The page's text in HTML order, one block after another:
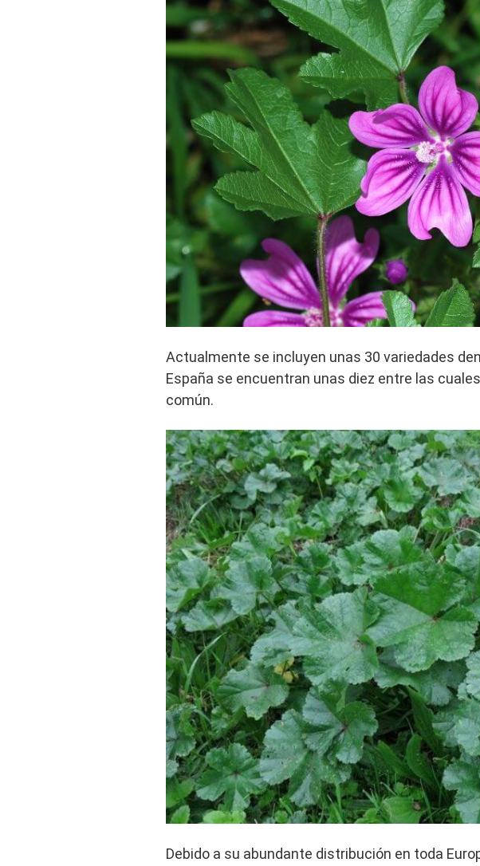
Actualmente se incluyen unas 30 variedades
España se encuentran unas diez entre las
común.
Debido a su abundante distribución en toda